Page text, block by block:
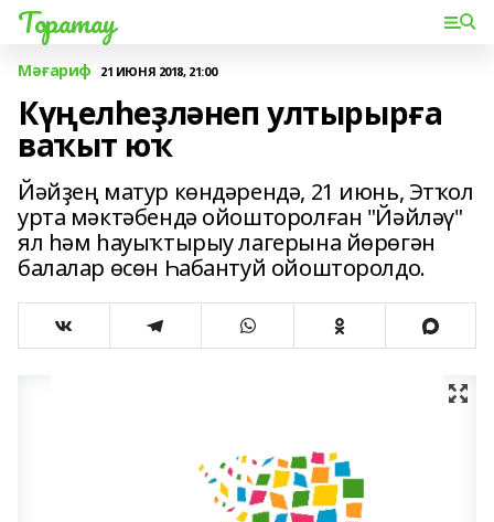
Торатау
Мәғариф 21 ИЮНЯ 2018, 21:00
Күңелһеҙләнеп ултырырға
ваҡыт юҡ
Йәйҙең матур көндәрендә, 21 июнь, Этҡол
урта мәктәбендә ойошторолған "Йәйләү"
ял һәм һауыҡтырыу лагерына йөрөгән
балалар өсөн Һабантуй ойошторолдо.